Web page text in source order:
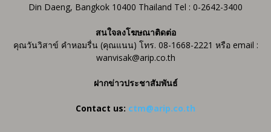
Din Daeng, Bangkok 10400 Thailand Tel : 0-2642-3400
สนใจลงโฆษณาติดต่อ
คุณวันวิสาข์ คำหอมรื่น (คุณแนน) โทร. 08-1668-2221 หรือ email :
wanvisak@arip.co.th
ฝากข่าวประชาสัมพันธ์
Contact us: ctm@arip.co.th